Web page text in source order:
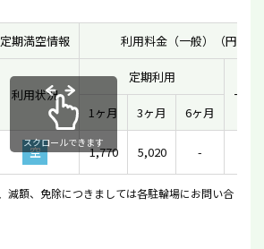
定期満空情報 利用料金（一般）（円）
利用状況
定期利用
一時
1ヶ月
3ヶ月 6ヶ月
空 1,770 5,020 -
スクロールできます
減額、免除につきましては各駐輪場にお問い合